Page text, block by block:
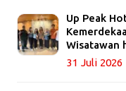
Up Peak
Wisatawan
31 Juli 2026